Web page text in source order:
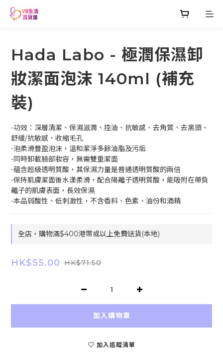
Hada Labo - 極潤保濕卸
妝潔面泡沫 140ml (補充
裝)
-功效：深層清潔、保濕滋潤、控油、抗敏感、去角質、去黑頭、
舒緩/抗敏感、收縮毛孔
-泡柔滑豐盈泡沫，溫和潔淨多餘油脂及污垢
-同時卸載臉部妝容，無需雙重潔面
-蘊含超級透明質酸，其保濕力量是普通透明質酸的兩倍
-保持肌膚潔面後水漾柔滑，配合陽離子透明質酸，能吸附在帶負
離子的肌膚表面，長效保濕
-本品弱酸性、低刺激性，不含香料、色素、油份和酒精
全店，購物滿$400港幣或以上免費送貨(本地)
HK$55.00 HK$71.50
加入購物車
加入追蹤清單